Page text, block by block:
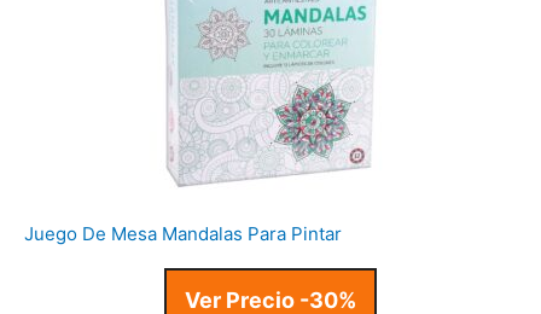
Juego De Mesa Mandalas Para Pintar
Ver Precio -30%